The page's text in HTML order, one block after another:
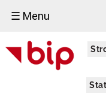
☰ Menu
Urząd
Gminy
Informacja